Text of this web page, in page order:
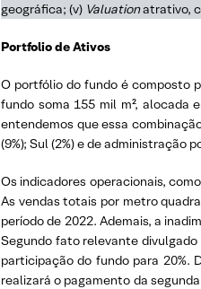
geográfica; (v) Valuationatrativo,
Portfolio de Ativos
O portfólio do fundo é composto
fundo soma 155 mil m², alocada
entendemos que essa
(9%); Sul (2%) e de administração
Os indicadores operacionais,
As vendas totais por metro
período de 2022. Ademais, a
Segundo fato relevante
participação do fundo para 20%.
realizará o pagamento da